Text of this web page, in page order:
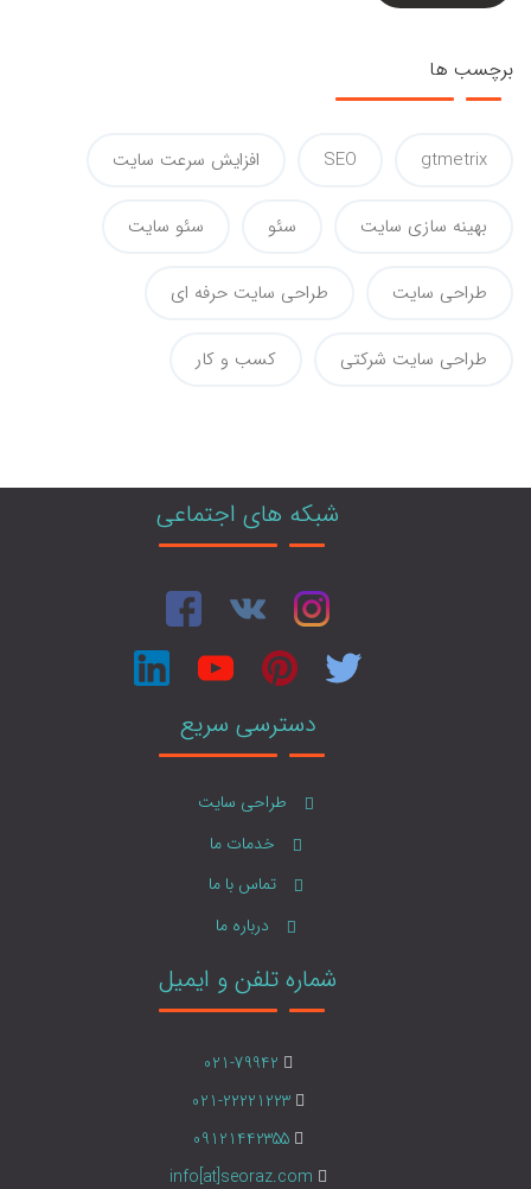
برچسب ها
gtmetrix
SEO افزایش سرعت سایت
بهینه سازی سایت سئو سئو سایت
طراحی سایت طراحی سایت حرفه ای
طراحی سایت شرکتی کسب و کار
شبکه های اجتماعی
دسترسی سریع
طراحی سایت
خدمات ما
تماس با ما
درباره ما
شماره تلفن و ایمیل
021-79942
021-22221223
09121442355
info[at]seoraz.com